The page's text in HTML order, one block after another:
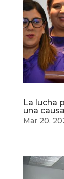
La lucha
una
Mar 20,